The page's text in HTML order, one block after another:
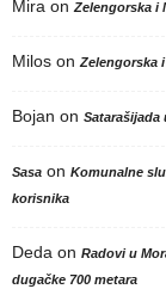
Mira on Zelengorska i
Milos on Zelengorska
Bojan on Satarašijada
Sasa on Komunalne
korisnika
Deda on Radovi u
dugačke 700 metara